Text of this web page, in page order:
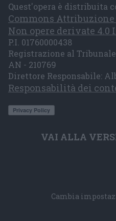
Quest'opera è distribuita
Commons
Non opere derivate
P.I. 01760000438
Registrazione al
AN - 210769
Direttore Responsabile:
Responsabilità dei
VAI ALLA
Cambia